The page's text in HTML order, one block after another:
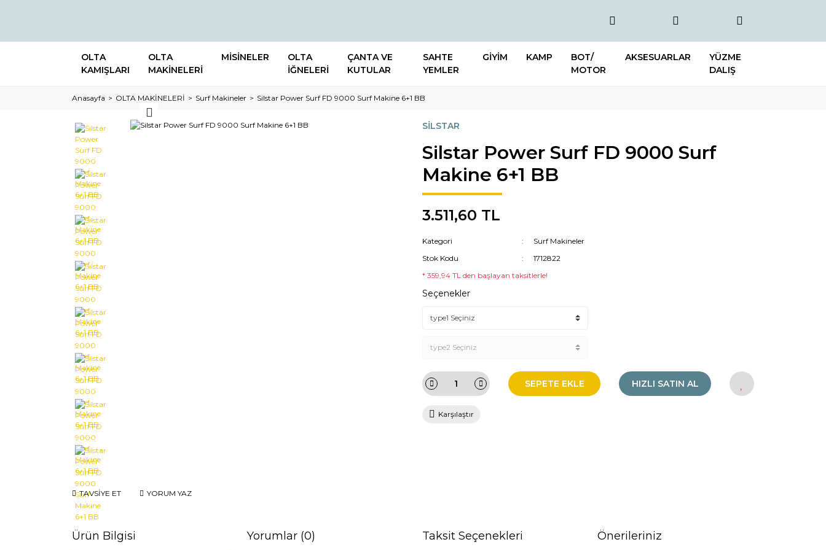
OLTA
KAMIŞLARI
OLTA
MAKİNELERİ
MİSİNELER
OLTA
İĞNELERİ
ÇANTA VE
KUTULAR
SAHTE
YEMLER
GİYİM KAMP
BOT/
MOTOR
AKSESUARLAR
YÜZME
DALIŞ
Anasayfa OLTA MAKİNELERİ Surf Makineler Silstar Power Surf FD 9000 Surf Makine 6+1 BB
TAVSİYE ET YORUM YAZ
SİLSTAR
Silstar Power Surf FD 9000 Surf
Makine 6+1 BB
3.511,60 TL
Kategori
Surf Makineler
Stok Kodu
1712822
* 359,94 TL den başlayan taksitlerle!
Seçenekler
SEPETE EKLE HIZLI SATIN AL
Karşılaştır
Ürün Bilgisi Yorumlar (0) Taksit Seçenekleri Önerileriniz